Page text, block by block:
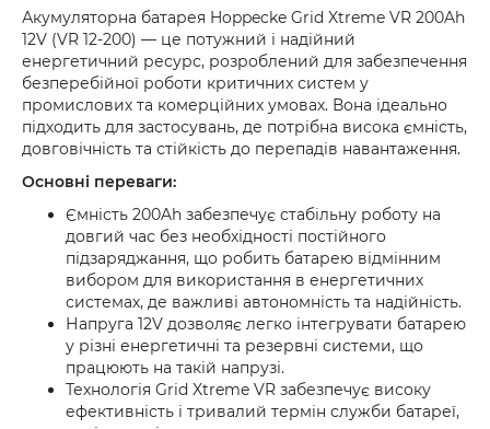
Акумуляторна батарея Hoppecke Grid Xtreme VR 200Ah
12V (VR 12-200) — це потужний і надійний
енергетичний ресурс, розроблений для забезпечення
безперебійної роботи критичних систем у
промислових та комерційних умовах. Вона ідеально
підходить для застосувань, де потрібна висока ємність,
довговічність та стійкість до перепадів навантаження.
Основні переваги:
Ємність 200Ah забезпечує стабільну роботу на
довгий час без необхідності постійного
підзаряджання, що робить батарею відмінним
вибором для використання в енергетичних
системах, де важливі автономність та надійність.
Напруга 12V дозволяє легко інтегрувати батарею
у різні енергетичні та резервні системи, що
працюють на такій напрузі.
Технологія Grid Xtreme VR забезпечує високу
ефективність і тривалий термін служби батареї,